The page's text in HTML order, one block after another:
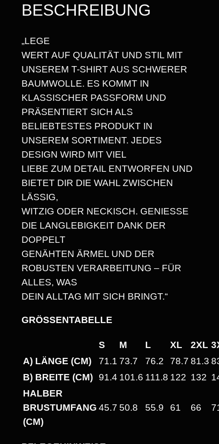
5
6
8
€
M
/
H
E
A
V
Y
W
E
I
G
H
T
U
N
I
S
E
X
T
M
T
R
BESCHREIBUNG
„LEGE
WERT AUF QUALITÄT UND STIL MIT
UNSEREM T-SHIRT AUS SCHWERER
BAUMWOLLE. ES KOMMT IN
KLASSISCHER PASSFORM UND
PRÄSENTIERT SICH ALS
BELIEBTESTES PRODUKT IN
UNSEREM SORTIMENT. JEDES
DESIGN WIRD MIT VIEL
LIEBE ZUM DETAIL ENTWORFEN UND
BIETET DIR DIE WAHL ZWISCHEN
LÄSSIG,
WITZIG ODER NECKISCH. GENIESSE D
IE LANGLEBIGKEIT DANK DER D
OPPELT
GENÄHTEN ÄRMEL UND DER
ROBUSTEN VERARBEITUNG – FÜR
ALLES, WAS
DEIN ALLTAG MIT SICH BRINGT.“
GRÖSSENTABELLE
S M L XL 2XL
A) LÄNGE (CM)
71.1 73.7 76.2 78.7 81.3
B) BREITE (CM)
91.4 101.6 111.8 122 132
HALBER
BRUSTUMFANG
(CM)
45.7 50.8 55.9 61 66